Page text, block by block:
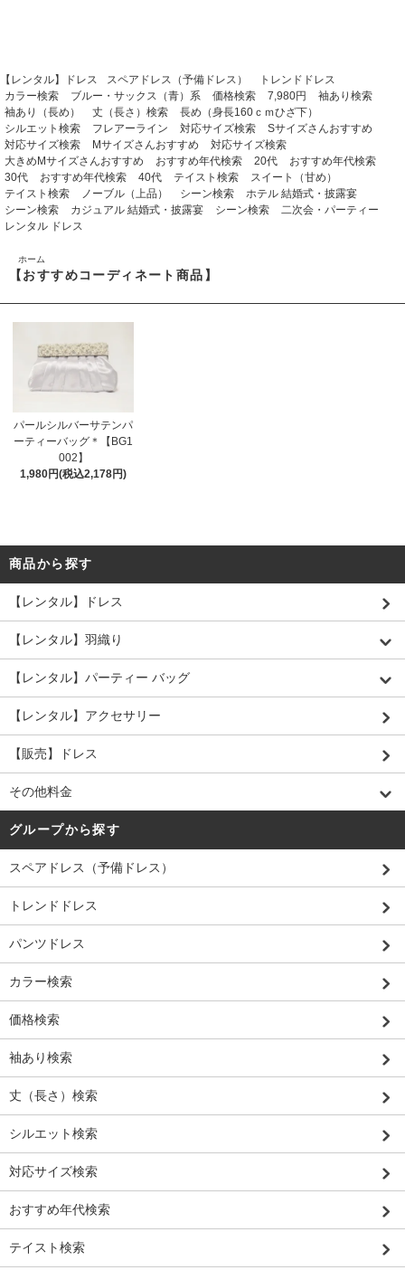
【レンタル】ドレス スペアドレス（予備ドレス）
トレンドドレス
カラー検索
ブルー・サックス（青）系 価格検索 7,980円
袖あり検索
袖あり（長め）
丈（長さ）検索
長め（身長160ｃｍひざ下）
シルエット検索
フレアーライン 対応サイズ検索
Sサイズさんおすすめ
対応サイズ検索
Mサイズさんおすすめ
対応サイズ検索
大きめMサイズさんおすすめ
おすすめ年代検索 20代
おすすめ年代検索
30代
おすすめ年代検索 40代 テイスト検索
スイート（甘め）
テイスト検索
ノーブル（上品） シーン検索
ホテル 結婚式・披露宴
シーン検索
カジュアル 結婚式・披露宴 シーン検索
二次会・パーティー
レンタル ドレス
ホーム
【おすすめコーディネート商品】
パールシルバーサテンパ
ーティーバッグ＊【BG1
002】
1,980円(税込2,178円)
商品から探す
【レンタル】ドレス
【レンタル】羽織り
【レンタル】パーティー バッグ
【レンタル】アクセサリー
【販売】ドレス
その他料金
グループから探す
スペアドレス（予備ドレス）
トレンドドレス
パンツドレス
カラー検索
価格検索
袖あり検索
丈（長さ）検索
シルエット検索
対応サイズ検索
おすすめ年代検索
テイスト検索